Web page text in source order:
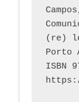
(re)
Porto
ISBN